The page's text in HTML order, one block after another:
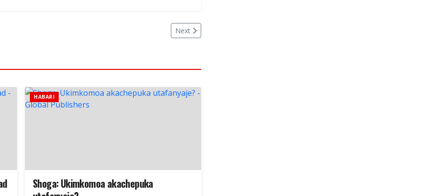
Next
HABARI
Shoga: Ukimkomoa akachepuka